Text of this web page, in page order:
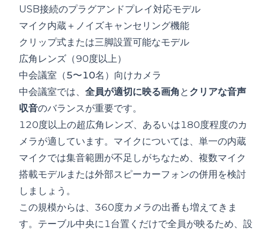
USB接続のプラグアンドプレイ対応モデル
マイク内蔵＋ノイズキャンセリング機能
クリップ式または三脚設置可能なモデル
広角レンズ（90度以上）
中会議室（5〜10名）向けカメラ
中会議室では、 全員が適切に映る画角 と クリアな音声
収音のバランスが重要です。
120度以上の超広角レンズ、あるいは180度程度のカ
メラが適しています。マイクについては、単一の内蔵
マイクでは集音範囲が不足しがちなため、複数マイク
搭載モデルまたは外部スピーカーフォンの併用を検討
しましょう。
この規模からは、360度カメラの出番も増えてきま
す。テーブル中央に1台置くだけで全員が映るため、設